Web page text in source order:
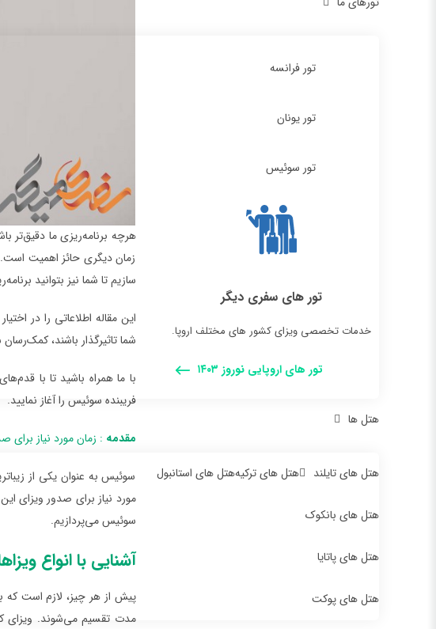
تور فرانسه
تور یونان
تور سوئیس
تور های سفری دیگر
خدمات تخصصی ویزای کشور های مختلف اروپا.
تور های اروپایی نوروز ۱۴۰۳
هتل ها
هتل های تایلند
هتل های بانکوک
هتل های پاتایا
هتل های پوکت
هتل های ترکیههتل های استانبول
هرچه برنامه‌ریزی ما دقیق‌تر
زمان دیگری حائز اهمیت است.
سازیم تا شما نیز بتوانید
این مقاله اطلاعاتی را در
شما تاثیرگذار باشند،
با ما همراه باشید تا با
فریبنده سوئیس را آغاز نمایید.
مقدمه : زمان مورد نیاز
سوئیس به عنوان یکی از
مورد نیاز برای صدور ویزای
سوئیس می‌پردازیم.
آشنایی با انواع
پیش از هر چیز، لازم است که